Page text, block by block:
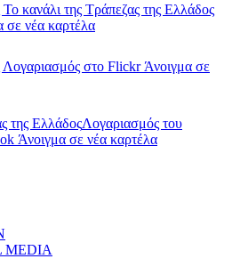
Το κανάλι της Τράπεζας της Ελλάδος
σε νέα καρτέλα
Λογαριασμός στο FlickrΆνοιγμα σε
της ΕλλάδοςΛογαριασμός του
Άνοιγμα σε νέα καρτέλα
MEDIA